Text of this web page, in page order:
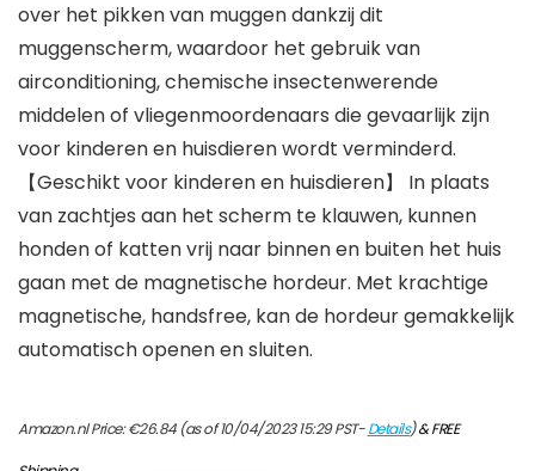
over het pikken van muggen dankzij dit
muggenscherm, waardoor het gebruik van
airconditioning, chemische insectenwerende
middelen of vliegenmoordenaars die gevaarlijk zijn
voor kinderen en huisdieren wordt verminderd.
【Geschikt voor kinderen en huisdieren】 In plaats
van zachtjes aan het scherm te klauwen, kunnen
honden of katten vrij naar binnen en buiten het huis
gaan met de magnetische hordeur. Met krachtige
magnetische, handsfree, kan de hordeur gemakkelijk
automatisch openen en sluiten.
Amazon.nl Price:€26.84(as of 10/04/2023 15:29 PST-Details)&FREE